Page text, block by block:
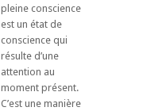
pleine conscience
est un état de
conscience qui
résulte d’une
attention au
moment présent.
C’est une manière